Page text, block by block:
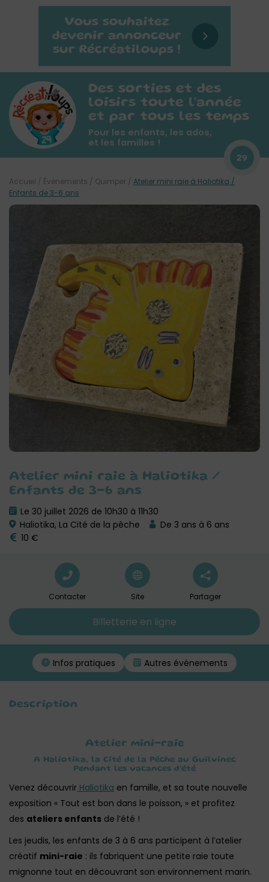
Des sorties et des
loisirs toute l'année
et par tous les temps
Pour les enfants, les ados,
et les familles !
29
Atelier mini raie à Haliotika /
Enfants de 3-6 ans
Le 30 juillet 2026 de 10h30 à 11h30
Haliotika, La Cité de la pêche
De 3 ans à 6 ans
10 €
Accueil / Évènements / Quimper / Atelier mini raie à Haliotika /
Enfants de 3-6 ans
Contacter Site Partager
Billetterie en ligne
Infos pratiques Autres événements
Description
Atelier mini-raie
A Haliotika, la Cité de la Pêche au Guilvinec
Pendant les vacances d’été
Venez découvrir Haliotika en famille, et sa toute nouvelle
exposition « Tout est bon dans le poisson, » et profitez
des ateliers enfants de l’été !
Les jeudis, les enfants de 3 à 6 ans participent à l’atelier
créatif mini-raie : ils fabriquent une petite raie toute
mignonne tout en découvrant son environnement marin.